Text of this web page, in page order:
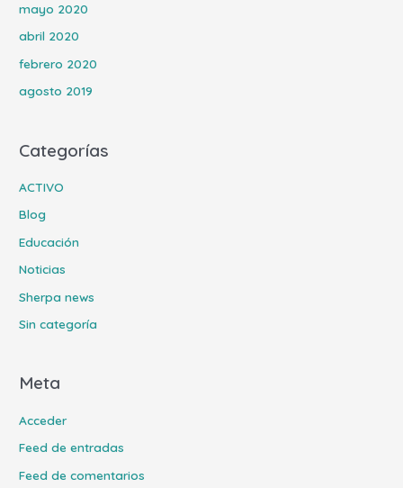
mayo 2020
abril 2020
febrero 2020
agosto 2019
Categorías
ACTIVO
Blog
Educación
Noticias
Sherpa news
Sin categoría
Meta
Acceder
Feed de entradas
Feed de comentarios